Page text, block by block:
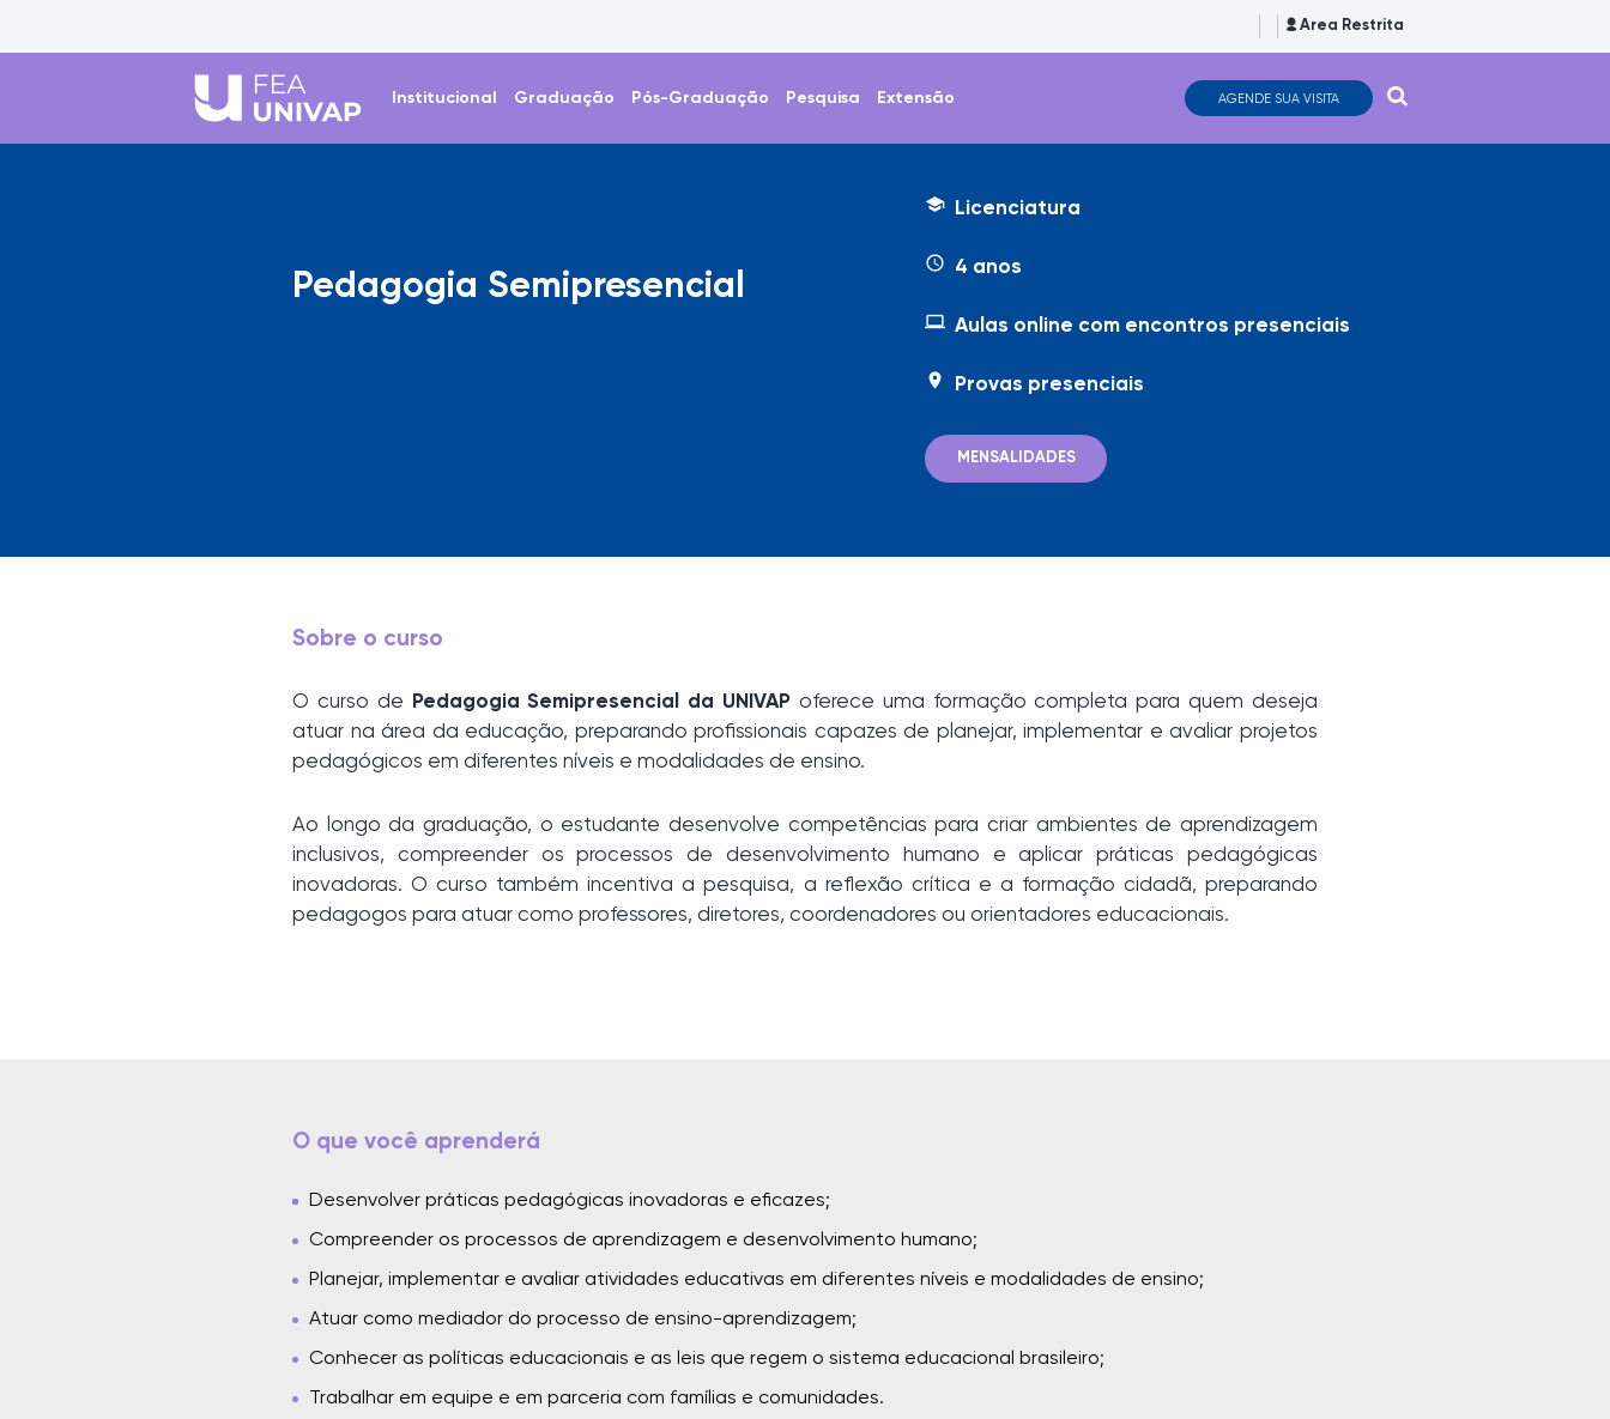
Area Restrita
Institucional Graduação Pós-Graduação Pesquisa Extensão AGENDE SUA VISITA
Pedagogia Semipresencial
school Licenciatura
access_time 4 anos
computer Aulas online com encontros presenciais
location_on Provas presenciais
MENSALIDADES
Sobre o curso
O curso de Pedagogia Semipresencial da UNIVAP oferece uma formação completa para quem deseja
atuar na área da educação, preparando profissionais capazes de planejar, implementar e avaliar projetos
pedagógicos em diferentes níveis e modalidades de ensino.
Ao longo da graduação, o estudante desenvolve competências para criar ambientes de aprendizagem
inclusivos, compreender os processos de desenvolvimento humano e aplicar práticas pedagógicas
inovadoras. O curso também incentiva a pesquisa, a reflexão crítica e a formação cidadã, preparando
pedagogos para atuar como professores, diretores, coordenadores ou orientadores educacionais.
O que você aprenderá
Desenvolver práticas pedagógicas inovadoras e eficazes;
Compreender os processos de aprendizagem e desenvolvimento humano;
Planejar, implementar e avaliar atividades educativas em diferentes níveis e modalidades de ensino;
Atuar como mediador do processo de ensino-aprendizagem;
Conhecer as políticas educacionais e as leis que regem o sistema educacional brasileiro;
Trabalhar em equipe e em parceria com famílias e comunidades.